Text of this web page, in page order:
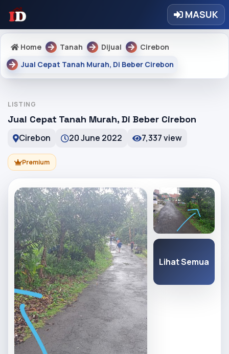
MASUK
Home Tanah Dijual
Cirebon
Jual Cepat Tanah Murah, Di Beber Cirebon
LISTING
Jual Cepat Tanah Murah, Di Beber Cirebon
Cirebon 20 June 2022 7,337 view
Premium
Lihat Semua